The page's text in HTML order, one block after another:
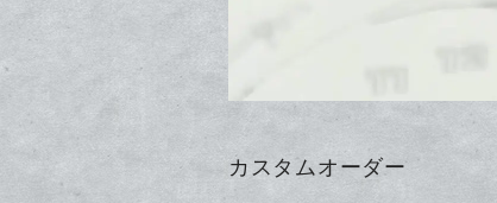
カスタムオーダー